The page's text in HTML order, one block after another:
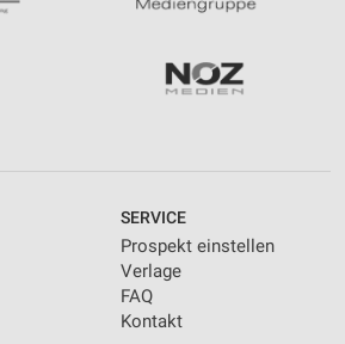
SERVICE
Prospekt einstellen
Verlage
FAQ
Kontakt